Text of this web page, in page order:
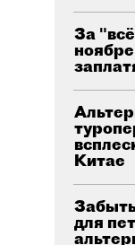
За
Китае
для